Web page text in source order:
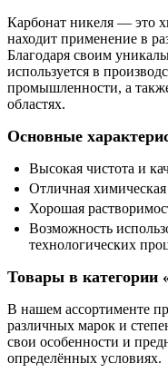
Карбонат никеля — это
находит применение в
Благодаря своим
используется в
промышленности, а
областях.
Основные
Высокая чистота и
Отличная химическая
Хорошая
Возможность
технологических
Товары в категории
В нашем ассортименте
различных марок и
свои особенности и
определённых условиях.